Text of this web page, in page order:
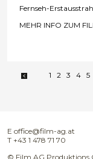
Fernseh-
MEHR INFO ZUM
>
1 2 3 4 5
E office@film-ag.at
T +43 1 478 71 70
© Film AG Produktions